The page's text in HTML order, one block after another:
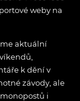
weby na
aktuální
k dění v
závody, ale
i